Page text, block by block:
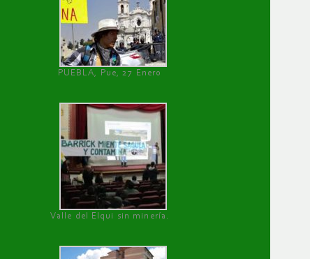
PUEBLA, Pue, 27 Enero
Valle del Elqui sin minería.